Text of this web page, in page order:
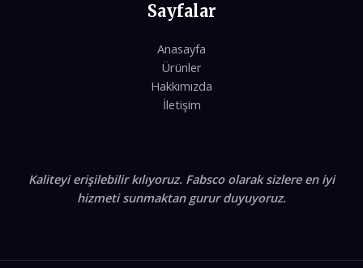
Sayfalar
Anasayfa
Ürünler
Hakkımızda
İletişim
Kaliteyi erişilebilir kılıyoruz. Fabsco olarak sizlere en iyi
hizmeti sunmaktan gurur duyuyoruz.